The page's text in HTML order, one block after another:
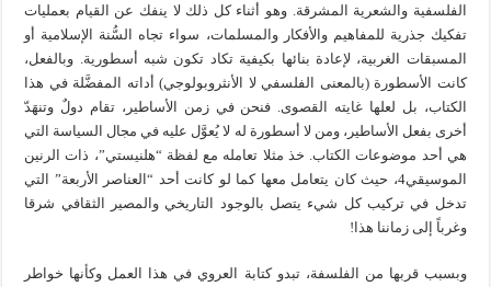
الفلسفية والشعرية المشرقة. وهو أثناء كل ذلك لا ينفك عن القيام بعمليات
تفكيك جذرية للمفاهيم والأفكار والمسلمات، سواء تجاه السُّنة الإسلامية أو
المسبقات الغربية، لإعادة بنائها بكيفية تكاد تكون شبه أسطورية. وبالفعل،
كانت الأسطورة (بالمعنى الفلسفي لا الأنثروبولوجي) أداته المفضَّلة في هذا
الكتاب، بل لعلها غايته القصوى. فنحن في زمن الأساطير، تقام دولٌ وتنهَدّ
أخرى بفعل الأساطير، ومن لا أسطورة له لا يُعوَّل عليه في مجال السياسة التي
هي أحد موضوعات الكتاب. خذ مثلا تعامله مع لفظة “هلنيستي”، ذات الرنين
الموسيقي4، حيث كان يتعامل معها كما لو كانت أحد “العناصر الأربعة” التي
تدخل في تركيب كل شيء يتصل بالوجود التاريخي والمصير الثقافي شرقا
وغرباً إلى زماننا هذا!
وبسبب قربها من الفلسفة، تبدو كتابة العروي في هذا العمل وكأنها خواطر